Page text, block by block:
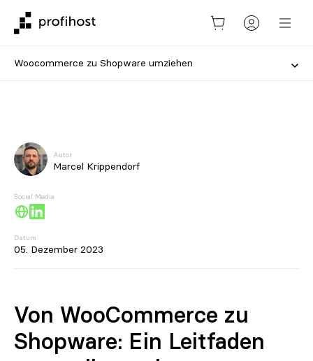
Woocommerce zu Shopware umziehen
Autor
Marcel Krippendorf
Social Media
Datum
05. Dezember 2023
Von WooCommerce zu
Shopware: Ein Leitfaden